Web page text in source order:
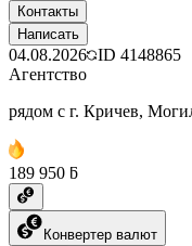
Контакты
Написать
04.08.2026 ID 4148865
Агентство
рядом с г. Кричев,
189 950 ƃ
Конвертер валют